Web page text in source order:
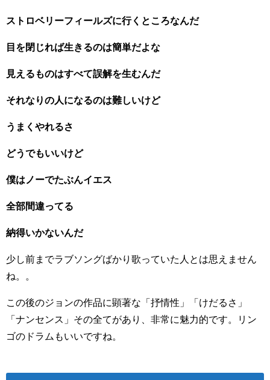
ストロベリーフィールズに行くところなんだ
目を閉じれば生きるのは簡単だよな
見えるものはすべて誤解を生むんだ
それなりの人になるのは難しいけど
うまくやれるさ
どうでもいいけど
僕はノーでたぶんイエス
全部間違ってる
納得いかないんだ
少し前までラブソングばかり歌っていた人とは思えません
ね。。
この後のジョンの作品に顕著な「抒情性」「けだるさ」
「ナンセンス」その全てがあり、非常に魅力的です。リン
ゴのドラムもいいですね。